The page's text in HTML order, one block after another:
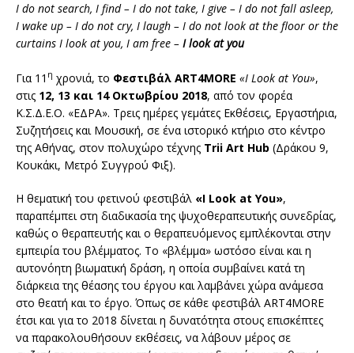
I do not search, I find – I do not take, I give – I do not fall asleep,
I wake up – I do not cry, I laugh – I do not look at the floor or the
curtains I look at you, I am free – I look at you
Για 11 η χρονιά, το Φεστιβάλ ART4MORE «I Look at You»,
στις 12, 13 και 14 Οκτωβρίου 2018, από τον φορέα
Κ.Σ.Δ.Ε.Ο. «ΕΔΡΑ». Τρεις ημέρες γεμάτες Εκθέσεις, Εργαστήρια,
Συζητήσεις και Μουσική, σε ένα ιστορικό κτήριο στο κέντρο
της Αθήνας, στον πολυχώρο τέχνης Trii Art Hub (Δράκου 9,
Κουκάκι, Μετρό Συγγρού Φιξ).
Η θεματική του φετινού φεστιβάλ «I Look at You»,
παραπέμπει στη διαδικασία της ψυχοθεραπευτικής συνεδρίας,
καθώς ο θεραπευτής και ο θεραπευόμενος εμπλέκονται στην
εμπειρία του βλέμματος. Το «βλέμμα» ωστόσο είναι και η
αυτονόητη βιωματική δράση, η οποία συμβαίνει κατά τη
διάρκεια της θέασης του έργου και λαμβάνει χώρα ανάμεσα
στο θεατή και το έργο. Όπως σε κάθε φεστιβάλ ART4MORE
έτσι και για το 2018 δίνεται η δυνατότητα στους επισκέπτες
να παρακολουθήσουν εκθέσεις, να λάβουν μέρος σε